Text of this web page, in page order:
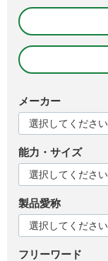
メーカー
能力・サイズ
製品愛称
フリーワード